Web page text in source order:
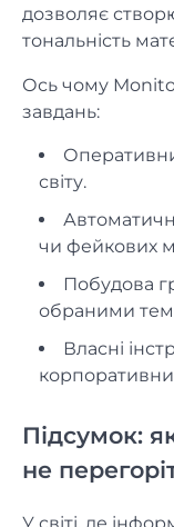
дозволяє
тональність
Ось чому
завдань:
світу.
чи фейкових
Побудова
обраними
Власні
Підсумок:
не